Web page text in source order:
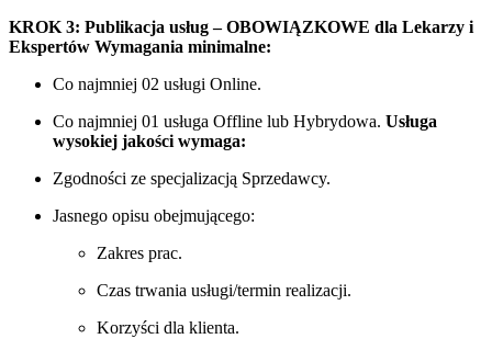
KROK 3: Publikacja usług – OBOWIĄZKOWE dla Lekarzy i
Ekspertów Wymagania minimalne:
Co najmniej 02 usługi Online.
Co najmniej 01 usługa Offline lub Hybrydowa. Usługa
wysokiej jakości wymaga:
Zgodności ze specjalizacją Sprzedawcy.
Jasnego opisu obejmującego:
Zakres prac.
Czas trwania usługi/termin realizacji.
Korzyści dla klienta.